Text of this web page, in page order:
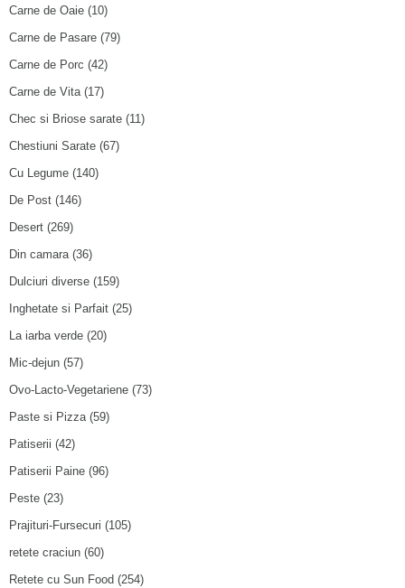
Carne de Oaie (10)
Carne de Pasare (79)
Carne de Porc (42)
Carne de Vita(17)
Chec si Briose sarate (11)
Chestiuni Sarate (67)
Cu Legume (140)
De Post (146)
Desert (269)
Din camara(36)
Dulciuri diverse (159)
Inghetate si Parfait (25)
La iarba verde (20)
Mic-dejun (57)
Ovo-Lacto-Vegetariene (73)
Paste si Pizza(59)
Patiserii (42)
Patiserii Paine (96)
Peste (23)
Prajituri-Fursecuri (105)
retete craciun (60)
Retete cu Sun Food (254)